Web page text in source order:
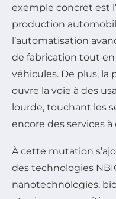
exemple concret est
production
l’automatisation
de fabrication tout
véhicules. De plus, la
ouvre la voie à des
lourde, touchant les
encore des services
À cette mutation
des technologies
nanotechnologies,